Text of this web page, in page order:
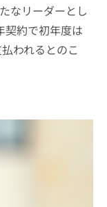
なリーダーとし
契約で初年度は
われるとのこ